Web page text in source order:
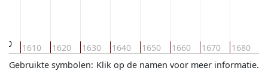
1610 1620 1630 1640 1650 1660 1670 1680
Klik op de namen voor meer informatie.
Gebruikte symbolen: